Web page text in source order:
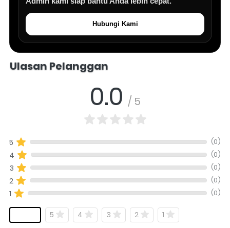
Hubungi Kami
Ulasan Pelanggan
0.0 / 5
5 (0)
4 (0)
3 (0)
2 (0)
1 (0)
5 4 3 2 1